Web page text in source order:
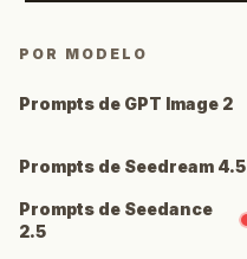
POR MODELO
Prompts de GPT Image 2
Prompts de Seedream 4.5
Prompts de Seedance
2.5